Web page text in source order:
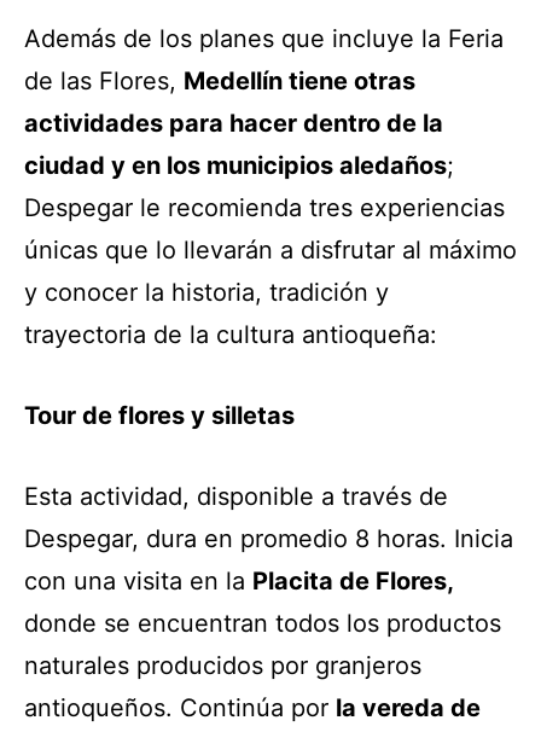
Además de los planes que incluye la Feria
de las Flores, Medellín tiene otras
actividades para hacer dentro de la
ciudad y en los municipios aledaños;
Despegar le recomienda tres experiencias
únicas que lo llevarán a disfrutar al máximo
y conocer la historia, tradición y
trayectoria de la cultura antioqueña:
Tour de flores y silletas
Esta actividad, disponible a través de
Despegar, dura en promedio 8 horas. Inicia
con una visita en la Placita de Flores,
donde se encuentran todos los productos
naturales producidos por granjeros
antioqueños. Continúa por la vereda de